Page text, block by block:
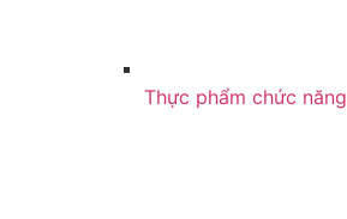
Thực phẩm chức năng